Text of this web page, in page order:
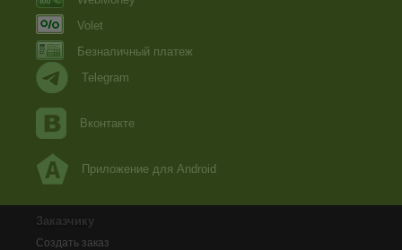
Volet
Безналичный платеж
Telegram
Вконтакте
Приложение для Android
Заказчику
Создать заказ